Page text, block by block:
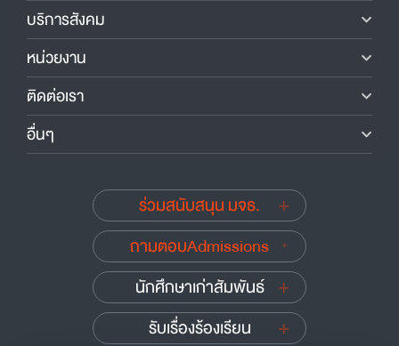
บริการสังคม
หน่วยงาน
ติดต่อเรา
อื่นๆ
ร่วมสนับสนุน มจธ.
ถามตอบAdmissions
นักศึกษาเก่าสัมพันธ์
รับเรื่องร้องเรียน